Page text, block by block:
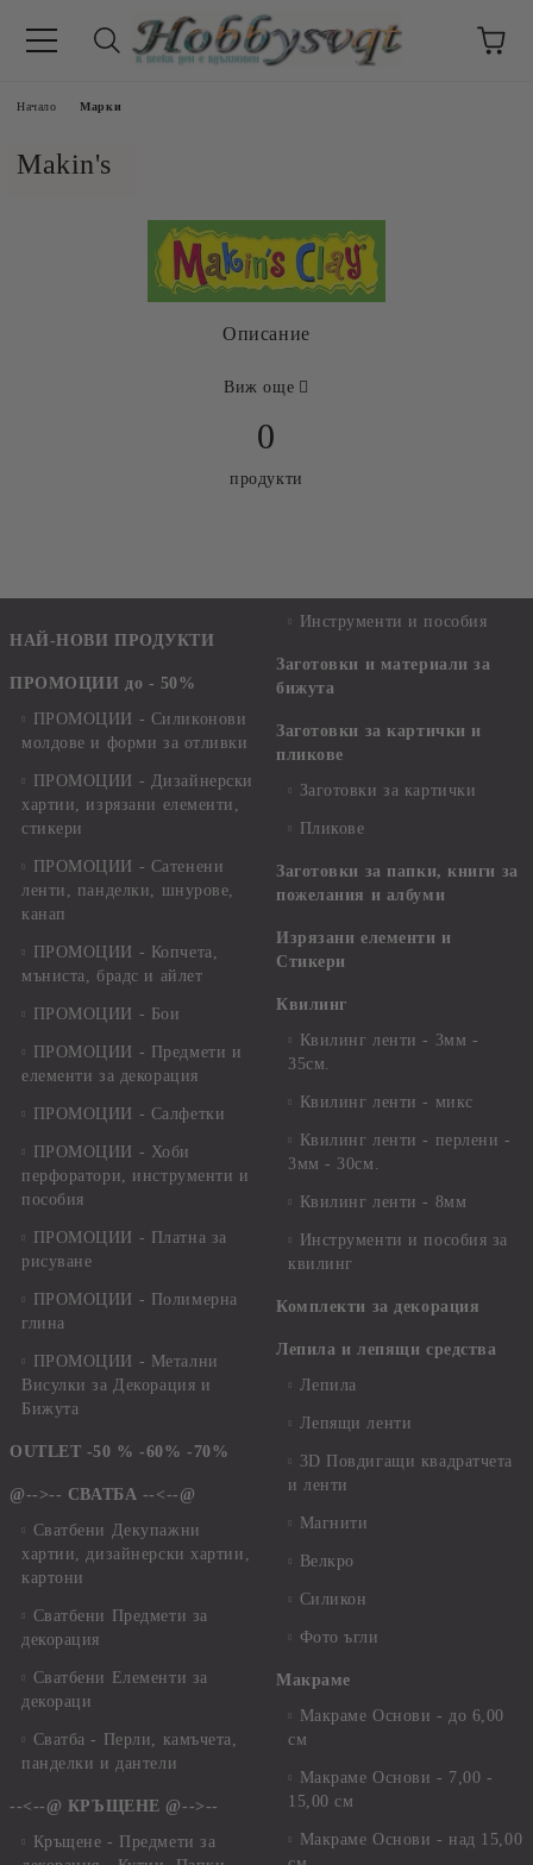
Начало Марки
Makin's
Описание
Виж още
0
продукти
НАЙ-НОВИ ПРОДУКТИ
ПРОМОЦИИ до - 50%
ПРОМОЦИИ - Силиконови
молдове и форми за отливки
ПРОМОЦИИ - Дизайнерски
хартии, изрязани елементи,
стикери
ПРОМОЦИИ - Сатенени
ленти, панделки, шнурове,
канап
ПРОМОЦИИ - Копчета,
мъниста, брадс и айлет
ПРОМОЦИИ - Бои
ПРОМОЦИИ - Предмети и
елементи за декорация
ПРОМОЦИИ - Салфетки
ПРОМОЦИИ - Хоби
перфоратори, инструменти и
пособия
ПРОМОЦИИ - Платна за
рисуване
ПРОМОЦИИ - Полимерна
глина
ПРОМОЦИИ - Метални
Висулки за Декорация и
Бижута
OUTLET -50 % -60% -70%
@-->-- СВАТБА --<--@
Сватбени Декупажни
хартии, дизайнерски хартии,
картони
Сватбени Предмети за
декорация
Сватбени Елементи за
декораци
Сватба - Перли, камъчета,
панделки и дантели
--<--@ КРЪЩЕНЕ @-->--
Кръщене - Предмети за
Инструменти и пособия
Заготовки и материали за
бижута
Заготовки за картички и
пликове
Заготовки за картички
Пликове
Заготовки за папки, книги за
пожелания и албуми
Изрязани елементи и
Стикери
Квилинг
Квилинг ленти - 3мм -
35см.
Квилинг ленти - микс
Квилинг ленти - перлени -
3мм - 30см.
Квилинг ленти - 8мм
Инструменти и пособия за
квилинг
Комплекти за декорация
Лепила и лепящи средства
Лепила
Лепящи ленти
3D Повдигащи квадратчета
и ленти
Магнити
Велкро
Силикон
Фото ъгли
Макраме
Макраме Основи - до 6,00
см
Макраме Основи - 7,00 -
15,00 см
Макраме Основи - над 15,00